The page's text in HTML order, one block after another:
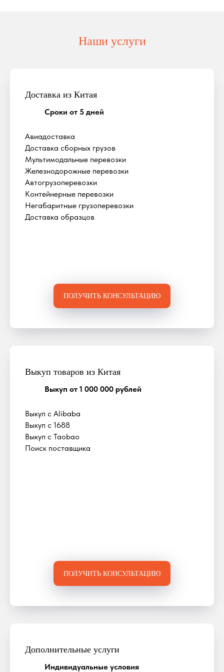
Наши услуги
Доставка из Китая
Сроки от 5 дней
Авиадоставка
Доставка сборных грузов
Мультимодальные перевозки
Железнодорожные перевозки
Автогрузоперевозки
Контейнерные перевозки
Негабаритные грузоперевозки
Доставка образцов
ПОЛУЧИТЬ КОНСУЛЬТАЦИЮ
Выкуп товаров из Китая
Выкуп от 1 000 000 рублей
Выкуп с Alibaba
Выкуп с 1688
Выкуп с Taobao
Поиск поставщика
ПОЛУЧИТЬ КОНСУЛЬТАЦИЮ
Дополнительные услуги
Индивидуальные условия